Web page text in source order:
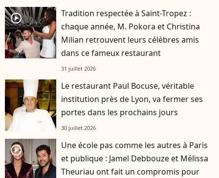
player2
Tradition respectée à Saint-Tropez :
chaque année, M. Pokora et Christina
Milian retrouvent leurs célèbres amis
dans ce fameux restaurant
31 juillet 2026
Le restaurant Paul Bocuse, véritable
institution près de Lyon, va fermer ses
portes dans les prochains jours
30 juillet 2026
player2
Une école pas comme les autres à Paris
et publique : Jamel Debbouze et Mélissa
Theuriau ont fait un compromis pour